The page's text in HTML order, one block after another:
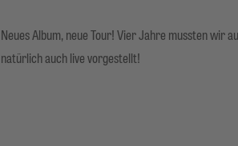
Neues Album, neue Tour! Vier Jahre mussten wir
natürlich auch live vorgestellt!